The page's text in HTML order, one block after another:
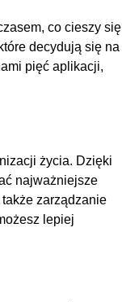
co cieszy się
decydują się na
pięć aplikacji,
życia. Dzięki
najważniejsze
zarządzanie
lepiej